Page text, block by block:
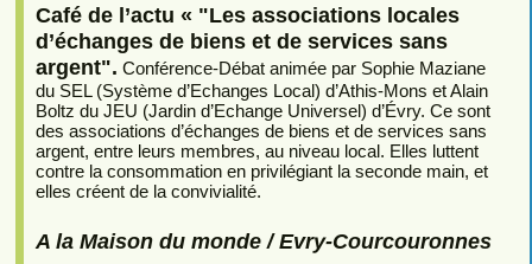
Café de l’actu « "Les associations locales
d’échanges de biens et de services sans
argent". Conférence-Débat animée par Sophie Maziane
du SEL (Système d’Echanges Local) d’Athis-Mons et Alain
Boltz du JEU (Jardin d’Echange Universel) d’Évry. Ce sont
des associations d’échanges de biens et de services sans
argent, entre leurs membres, au niveau local. Elles luttent
contre la consommation en privilégiant la seconde main, et
elles créent de la convivialité.
A la Maison du monde / Evry-Courcouronnes